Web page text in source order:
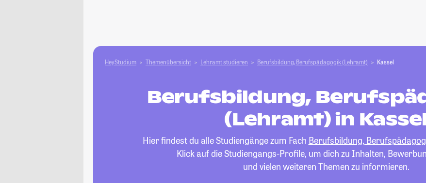
HeyStudium Themenübersicht Lehramt studieren Berufsbildung, Berufspädagogik (Lehramt) Kassel
Berufsbildung,
(Lehramt) in
Hier findest du alle Studiengänge zum Fach Berufsbildung,
Klick auf die Studiengangs-Profile, um dich zu Inhalten,
und vielen weiteren Themen zu informieren.